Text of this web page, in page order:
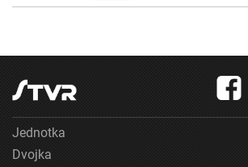
Jednotka
Dvojka